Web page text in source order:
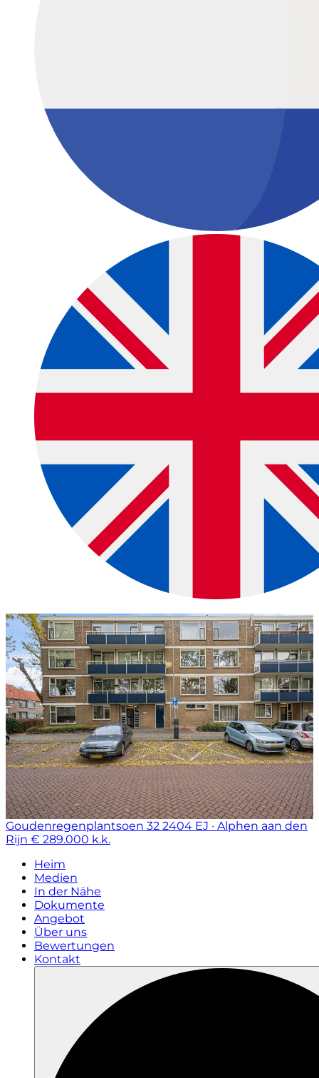
Goudenregenplantsoen 32 2404 EJ · Alphen aan den
Rijn € 289.000 k.k.
Heim
Medien
In der Nähe
Dokumente
Angebot
Über uns
Bewertungen
Kontakt